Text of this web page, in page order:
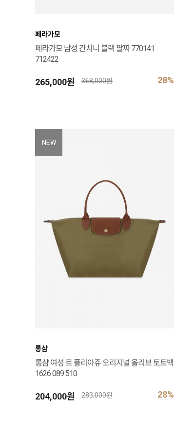
페라가모
페라가모 남성 간치니 블랙 팔찌 770141
712422
265,000원 28%
368,000원
NEW
롱샴
롱샴 여성 르 플리아쥬 오리지널 올리브 토트백
1626 089 510
204,000원 28%
283,000원